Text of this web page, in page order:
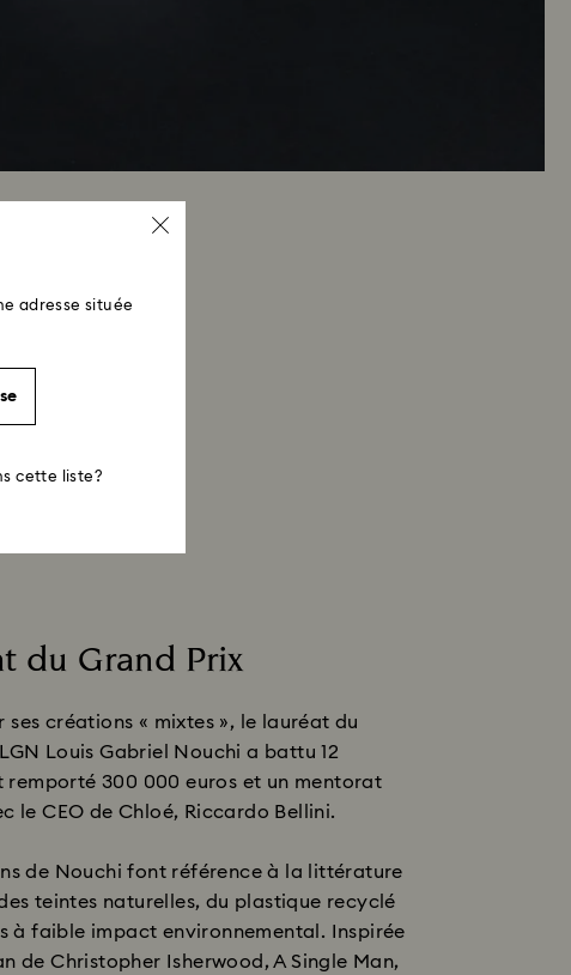
du Grand Prix
ses créations « mixtes », le lauréat du
Louis Gabriel Nouchi a battu 12
remporté 300 000 euros et un mentorat
le CEO de Chloé, Riccardo Bellini.
de Nouchi font référence à la littérature
teintes naturelles, du plastique recyclé
à faible impact environnemental. Inspirée
de Christopher Isherwood, A Single Man,
adresse située
cette liste?